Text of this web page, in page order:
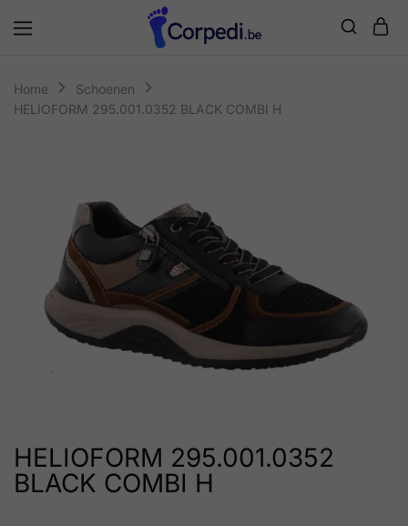
Home
Schoenen
HELIOFORM 295.001.0352 BLACK COMBI H
HELIOFORM 295.001.0352
BLACK COMBI H